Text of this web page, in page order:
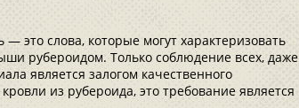
это слова, которые могут характеризовать
рубероидом. Только соблюдение всех, даже
является залогом качественного
из рубероида, это требование является